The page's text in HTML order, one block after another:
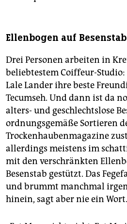
Ellenbogen auf Besenstab
Drei Personen arbeiten in
beliebtestem Coiffeur-Studio:
Lale Lander ihre beste
Tecumseh. Und dann ist da
alters- und geschlechtslose
ordnungsgemäße Sortieren
Trockenhaubenmagazine
allerdings meistens im
mit den verschränkten
Besenstab gestützt. Das
und brummt manchmal
hinein, sagt aber nie ein Wort.